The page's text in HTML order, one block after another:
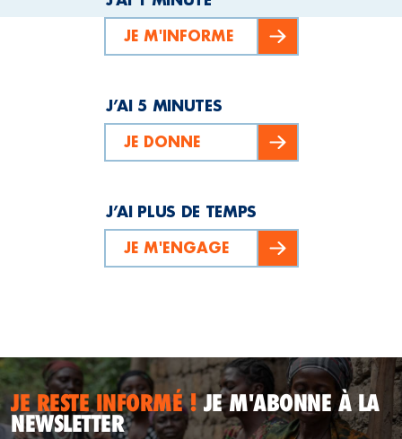
JE M'INFORME
J’AI 5 MINUTES
JE DONNE
J’AI PLUS DE TEMPS
JE M'ENGAGE
JE RESTE INFORMÉ !JE M'ABONNE À LA
NEWSLETTER